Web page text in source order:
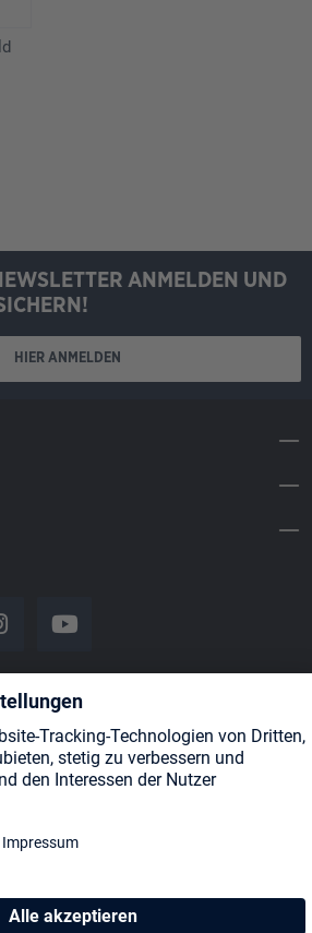
ANMELDEN UND
HIER ANMELDEN